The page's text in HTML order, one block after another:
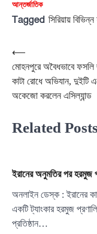
আন্তর্জাতিক
Tagged সিরিয়ায়
Post
navigation
⟵
মোহনপুরে অবৈধভাবে ফসলি
কাটা রোধে অভিযান, দুইটি
অকেজো করলেন এসিল্যান্ড
Related Posts
ইরানের অনুমতির পর হরমুজ
অনলাইন ডেস্ক : ইরানের
একটি ট্যাংকার হরমুজ
প্রতিষ্ঠান…